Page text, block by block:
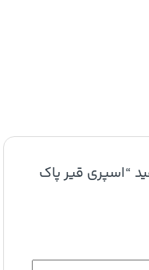
“اسپری قیر پاک